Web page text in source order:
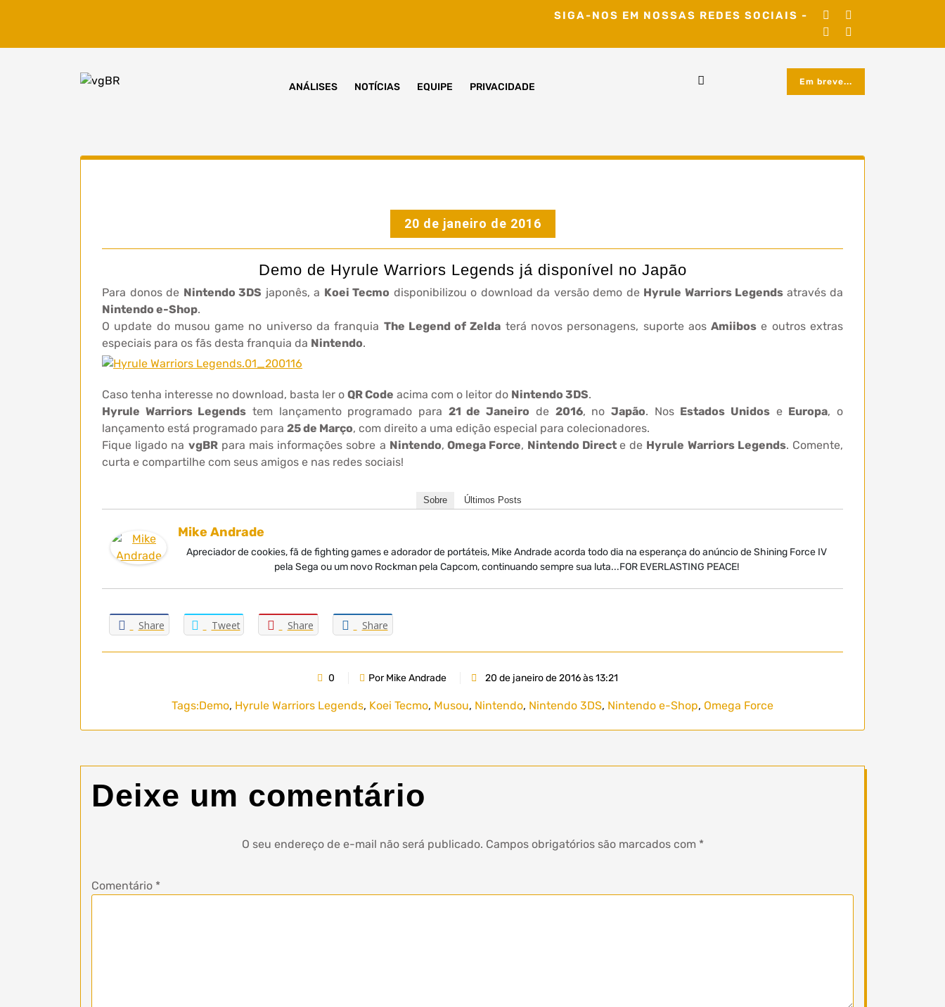
SIGA-NOS EM NOSSAS REDES SOCIAIS -
ANÁLISES NOTÍCIAS EQUIPE PRIVACIDADE Em breve...
20 de janeiro de 2016
Demo de Hyrule Warriors Legends já disponível no Japão
Para donos de Nintendo 3DS japonês, a Koei Tecmo disponibilizou o download da versão demo de Hyrule Warriors Legends através da
Nintendo e-Shop.
O update do musou game no universo da franquia The Legend of Zelda terá novos personagens, suporte aosAmiibos e outros extras
especiais para os fãs desta franquia da Nintendo.
Caso tenha interesse no download, basta ler o QR Code acima com o leitor do Nintendo 3DS.
Hyrule Warriors Legends tem lançamento programado para 21 de Janeiro de 2016, no Japão. Nos Estados Unidose Europa, o
lançamento está programado para 25 de Março, com direito a uma edição especial para colecionadores.
Fique ligado na vgBRpara mais informações sobre a Nintendo, Omega Force, Nintendo Direct e de Hyrule Warriors Legends. Comente,
curta e compartilhe com seus amigos e nas redes sociais!
Sobre Últimos Posts
Mike Andrade
Apreciador de cookies, fã de fighting games e adorador de portáteis, Mike Andrade acorda todo dia na esperança do anúncio de Shining Force IV
pela Sega ou um novo Rockman pela Capcom, continuando sempre sua luta...FOR EVERLASTING PEACE!
Share Tweet Share Share
0 Por Mike Andrade 20 de janeiro de 2016 às 13:21
Tags:Demo, Hyrule Warriors Legends, Koei Tecmo, Musou, Nintendo, Nintendo 3DS, Nintendo e-Shop, Omega Force
Deixe um comentário
O seu endereço de e-mail não será publicado. Campos obrigatórios são marcados com *
Comentário *